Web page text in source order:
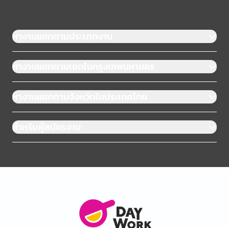
หางานแยกตามประเภทงาน
หางานแยกตามเขตในกรุงเทพมหานคร
หางานแยกตามจังหวัดในประเทศไทย
สำหรับผู้สมัครงาน